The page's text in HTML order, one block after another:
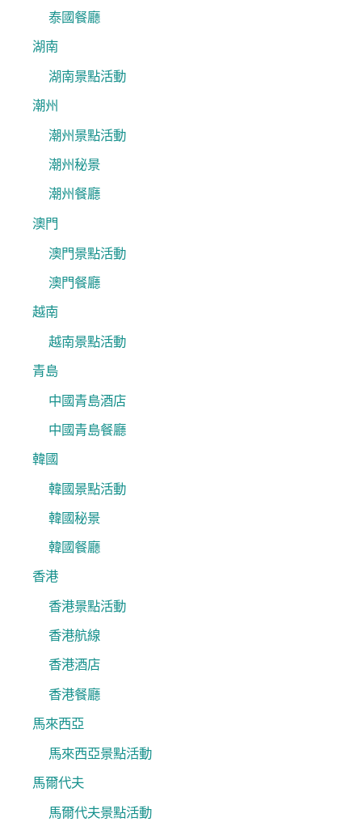
泰國餐廳
湖南
湖南景點活動
潮州
潮州景點活動
潮州秘景
潮州餐廳
澳門
澳門景點活動
澳門餐廳
越南
越南景點活動
青島
中國青島酒店
中國青島餐廳
韓國
韓國景點活動
韓國秘景
韓國餐廳
香港
香港景點活動
香港航線
香港酒店
香港餐廳
馬來西亞
馬來西亞景點活動
馬爾代夫
馬爾代夫景點活動